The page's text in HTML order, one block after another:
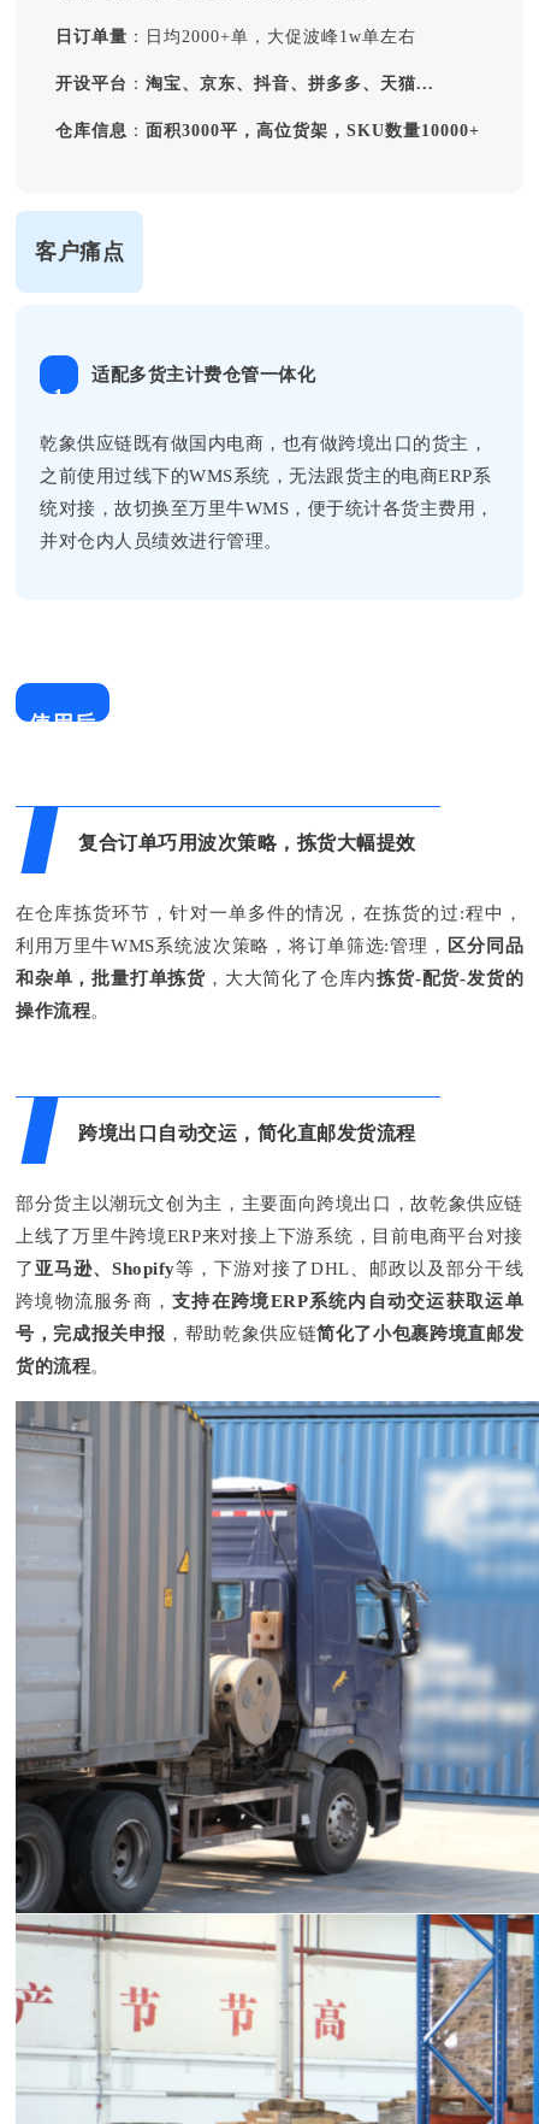
日订单量 ：日均2000+单，大促波峰1w单左右
开设平台 ： 淘宝、京东、抖音、拼多多、天猫...
仓库信息 ： 面积3000平，高位货架，SKU数量10000+
客户痛点
1
适配多货主计费仓管一体化
乾象供应链既有做国内电商，也有做跨境出口的货主，
之前使用过线下的WMS系统，无法跟货主的电商ERP系
统对接，故切换至万里牛WMS，便于统计各货主费用，
并对仓内人员绩效进行管理。
使用后
复合订单巧用波次策略，拣货大幅提效
在仓库拣货环节，针对一单多件的情况，在拣货的过:程中，
利用万里牛WMS系统波次策略，将订单筛选:管理，
区分同品
和杂单，批量打单拣货，大大简化了仓库内拣货-配货-发货的
操作流程。
跨境出口自动交运，简化直邮发货流程
部分货主以潮玩文创为主，主要面向跨境出口，故乾象供应链
上线了万里牛跨境ERP来对接上下游系统，目前电商平台对接
了 亚马逊、Shopify等，下游对接了DHL、邮政以及部分干线
跨境物流服务商，支持在跨境ERP系统内自动交运获取运单
号，完成报关申报 ，帮助乾象供应链简化了小包裹跨境直邮发
货的流程。